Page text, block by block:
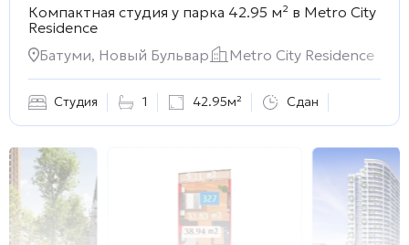
Компактная студия у парка 42.95 м² в Metro City
Residence
Батуми, Новый Бульвар
Metro City Residence
Студия 1 42.95м² Сдан